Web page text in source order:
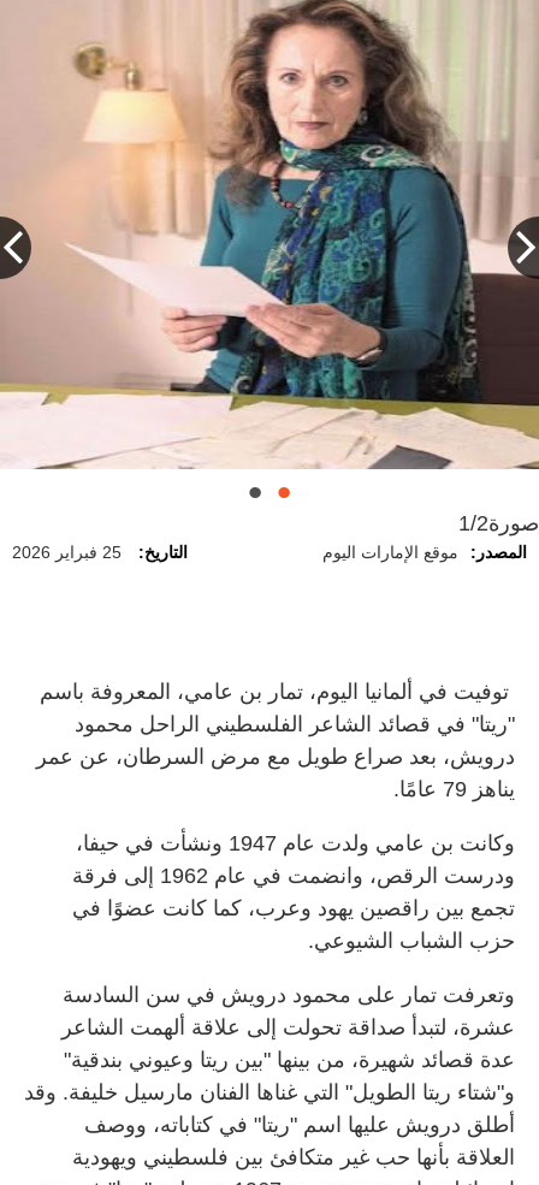
صورة1/2
المصدر: موقع الإمارات اليوم التاريخ: 25 فبراير 2026
توفيت في ألمانيا اليوم، تمار بن عامي، المعروفة باسم
"ريتا" في قصائد الشاعر الفلسطيني الراحل محمود
درويش، بعد صراع طويل مع مرض السرطان، عن عمر
يناهز 79 عامًا.
وكانت بن عامي ولدت عام 1947 ونشأت في حيفا،
ودرست الرقص، وانضمت في عام 1962 إلى فرقة
تجمع بين راقصين يهود وعرب، كما كانت عضوًا في
حزب الشباب الشيوعي.
وتعرفت تمار على محمود درويش في سن السادسة
عشرة، لتبدأ صداقة تحولت إلى علاقة ألهمت الشاعر
عدة قصائد شهيرة، من بينها "بين ريتا وعيوني بندقية"
و"شتاء ريتا الطويل" التي غناها الفنان مارسيل خليفة. وقد
أطلق درويش عليها اسم "ريتا" في كتاباته، ووصف
العلاقة بأنها حب غير متكافئ بين فلسطيني ويهودية